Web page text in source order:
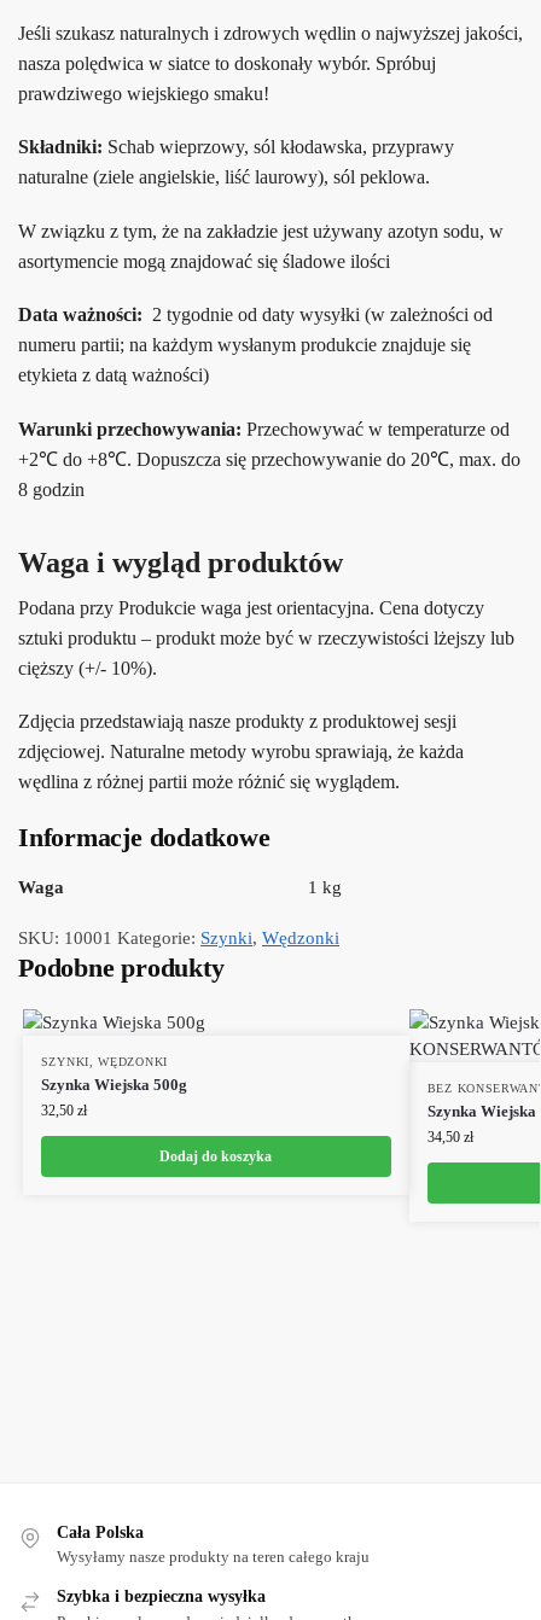
Jeśli szukasz naturalnych i zdrowych wędlin o najwyższej jakości,
nasza polędwica w siatce to doskonały wybór. Spróbuj
prawdziwego wiejskiego smaku!
Składniki: Schab wieprzowy, sól kłodawska, przyprawy
naturalne (ziele angielskie, liść laurowy), sól peklowa.
W związku z tym, że na zakładzie jest używany azotyn sodu, w
asortymencie mogą znajdować się śladowe ilości
Data ważności: 2 tygodnie od daty wysyłki (w zależności od
numeru partii; na każdym wysłanym produkcie znajduje się
etykieta z datą ważności)
Warunki przechowywania: Przechowywać w temperaturze od
+2℃ do +8℃. Dopuszcza się przechowywanie do 20℃, max. do
8 godzin
Waga i wygląd produktów
Podana przy Produkcie waga jest orientacyjna. Cena dotyczy
sztuki produktu – produkt może być w rzeczywistości lżejszy lub
cięższy (+/- 10%).
Zdjęcia przedstawiają nasze produkty z produktowej sesji
zdjęciowej. Naturalne metody wyrobu sprawiają, że każda
wędlina z różnej partii może różnić się wyglądem.
Informacje dodatkowe
Waga 1 kg
SKU: 10001 Kategorie: Szynki, Wędzonki
Podobne produkty
SZYNKI ,WĘDZONKI
Szynka Wiejska 500g
32,50 zł
Dodaj do koszyka
BEZ
Szynka
34,50 zł
Cała Polska
Wysyłamy nasze produkty na teren całego kraju
Szybka i bezpieczna wysyłka